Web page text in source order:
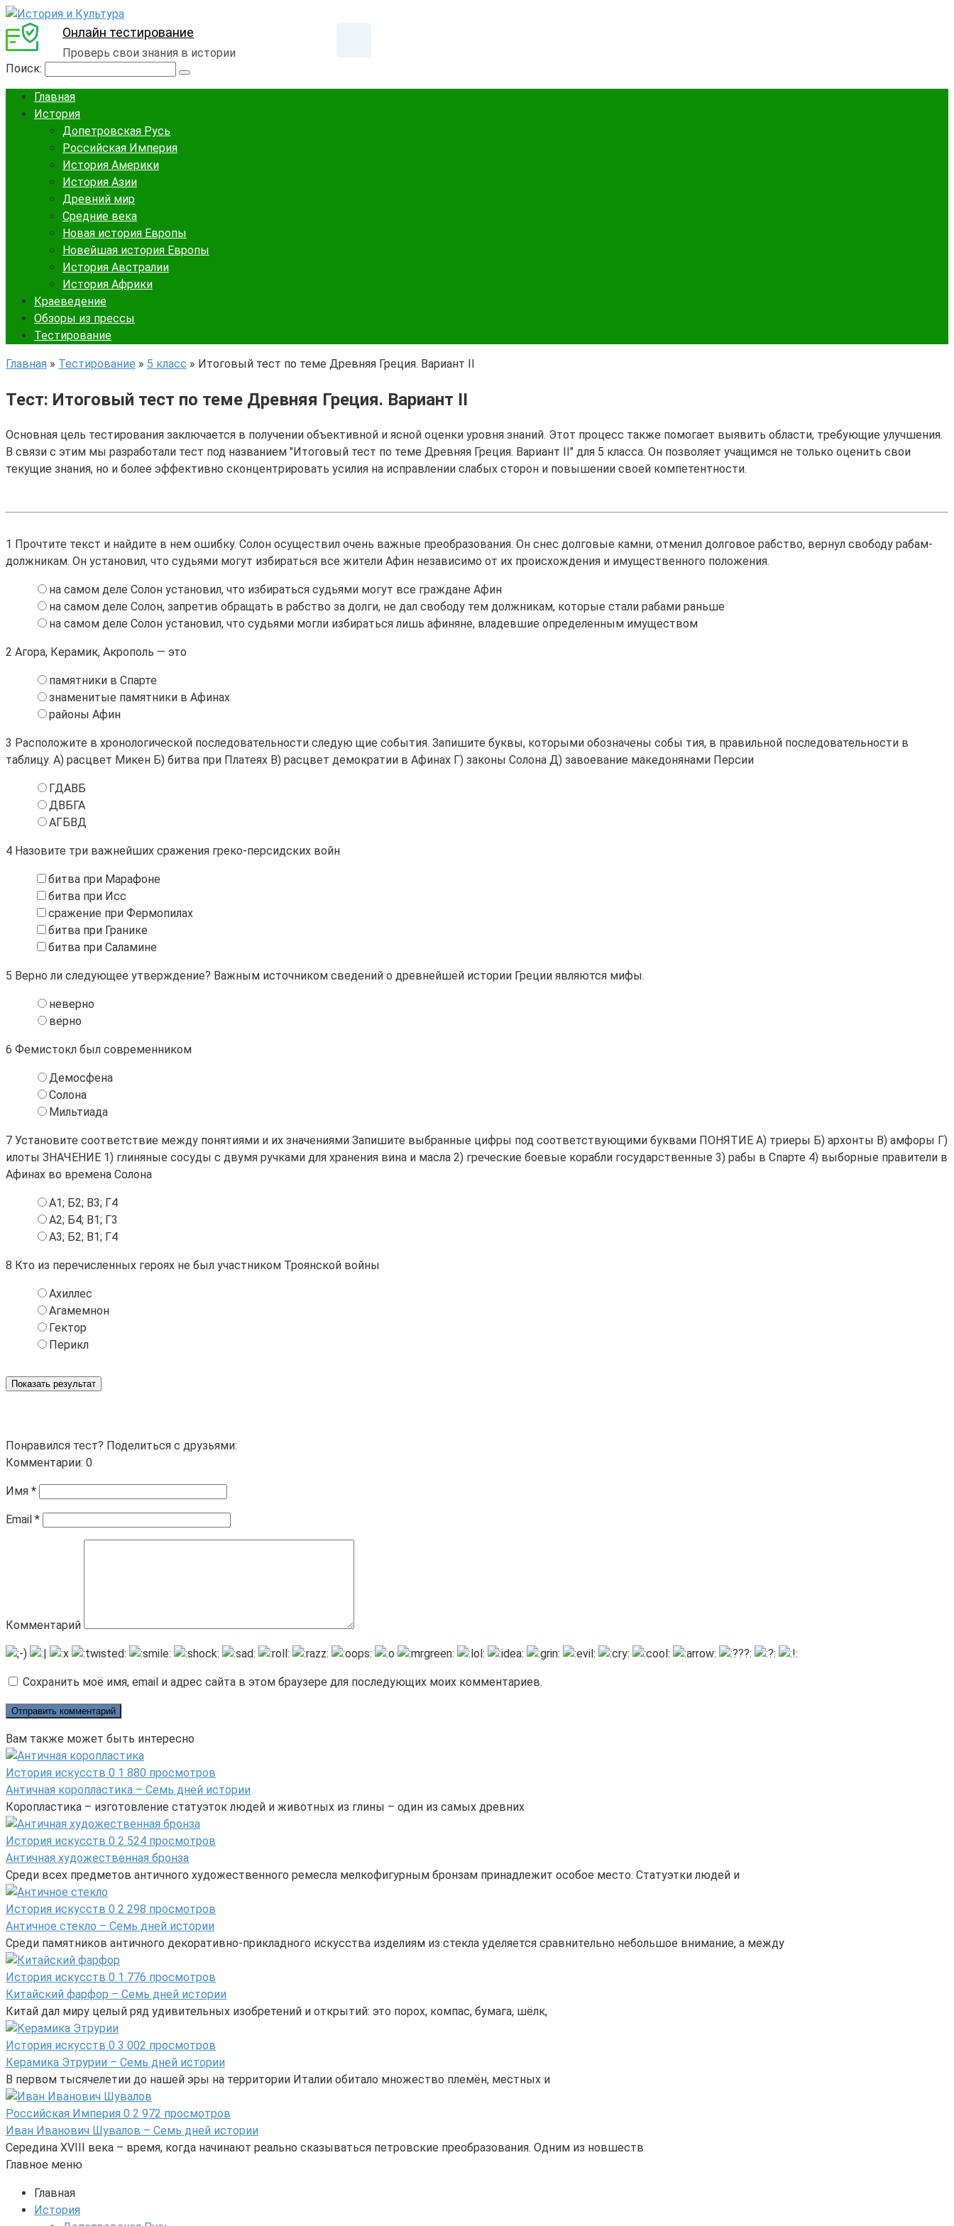
Онлайн тестирование
Проверь свои знания в истории
Поиск:
Главная
История
Допетровская Русь
Российская Империя
История Америки
История Азии
Древний мир
Средние века
Новая история Европы
Новейшая история Европы
История Австралии
История Африки
Краеведение
Обзоры из прессы
Тестирование
Главная » Тестирование » 5 класс » Итоговый тест по теме Древняя Греция. Вариант II
Тест: Итоговый тест по теме Древняя Греция. Вариант II
Основная цель тестирования заключается в получении объективной и ясной оценки уровня знаний. Этот процесс также помогает выявить области, требующие улучшения.
В связи с этим мы разработали тест под названием "Итоговый тест по теме Древняя Греция. Вариант II" для 5 класса. Он позволяет учащимся не только оценить свои
текущие знания, но и более эффективно сконцентрировать усилия на исправлении слабых сторон и повышении своей компетентности.
1 Прочтите текст и найдите в нем ошибку. Солон осуществил очень важные преобразования. Он снес долговые камни, отменил долговое рабство, вернул свободу рабам-
должникам. Он установил, что судьями могут избираться все жители Афин независимо от их происхождения и имущественного положения.
на самом деле Солон установил, что избираться судьями могут все граждане Афин
на самом деле Солон, запретив обращать в рабство за долги, не дал свободу тем должникам, которые стали рабами раньше
на самом деле Солон установил, что судьями могли избираться лишь афиняне, владевшие определенным имуществом
2 Агора, Керамик, Акрополь — это
памятники в Спарте
знаменитые памятники в Афинах
районы Афин
3 Расположите в хронологической последовательности следую щие события. Запишите буквы, которыми обозначены собы тия, в правильной последовательности в
таблицу. A) расцвет Микен Б) битва при Платеях В) расцвет демократии в Афинах Г) законы Солона Д) завоевание македонянами Персии
ГДАВБ
ДВБГА
АГБВД
4 Назовите три важнейших сражения греко-персидских войн
битва при Марафоне
битва при Исс
сражение при Фермопилах
битва при Гранике
битва при Саламине
5 Верно ли следующее утверждение? Важным источником сведений о древнейшей истории Греции являются мифы.
неверно
верно
6 Фемистокл был современником
Демосфена
Солона
Мильтиада
7 Установите соответствие между понятиями и их значениями Запишите выбранные цифры под соответствующими буквами ПОНЯТИЕ А) триеры Б) архонты В) амфоры Г)
илоты ЗНАЧЕНИЕ 1) глиняные сосуды с двумя ручками для хранения вина и масла 2) греческие боевые корабли государственные 3) рабы в Спарте 4) выборные правители в
Афинах во времена Солона
А1; Б2; В3; Г4
А2; Б4; В1; Г3
А3; Б2; В1; Г4
8 Кто из перечисленных героях не был участником Троянской войны
Ахиллес
Агамемнон
Гектор
Перикл
Показать результат
Понравился тест? Поделиться с друзьями:
Комментарии: 0
Имя *
Email *
Комментарий
Сохранить моё имя, email и адрес сайта в этом браузере для последующих моих комментариев.
Вам также может быть интересно
История искусств 0 1 880 просмотров
Античная коропластика – Семь дней истории
Коропластика – изготовление статуэток людей и животных из глины – один из самых древних
История искусств 0 2 524 просмотров
Античная художественная бронза
Среди всех предметов античного художественного ремесла мелкофигурным бронзам принадлежит особое место. Статуэтки людей и
История искусств 0 2 298 просмотров
Античное стекло – Семь дней истории
Среди памятников античного декоративно-прикладного искусства изделиям из стекла уделяется сравнительно небольшое внимание, а между
История искусств 0 1 776 просмотров
Китайский фарфор – Семь дней истории
Китай дал миру целый ряд удивительных изобретений и открытий: это порох, компас, бумага, шёлк,
История искусств 0 3 002 просмотров
Керамика Этрурии – Семь дней истории
В первом тысячелетии до нашей эры на территории Италии обитало множество племён, местных и
Российская Империя 0 2 972 просмотров
Иван Иванович Шувалов – Семь дней истории
Середина XVIII века – время, когда начинают реально сказываться петровские преобразования. Одним из новшеств
Главное меню
Главная
История